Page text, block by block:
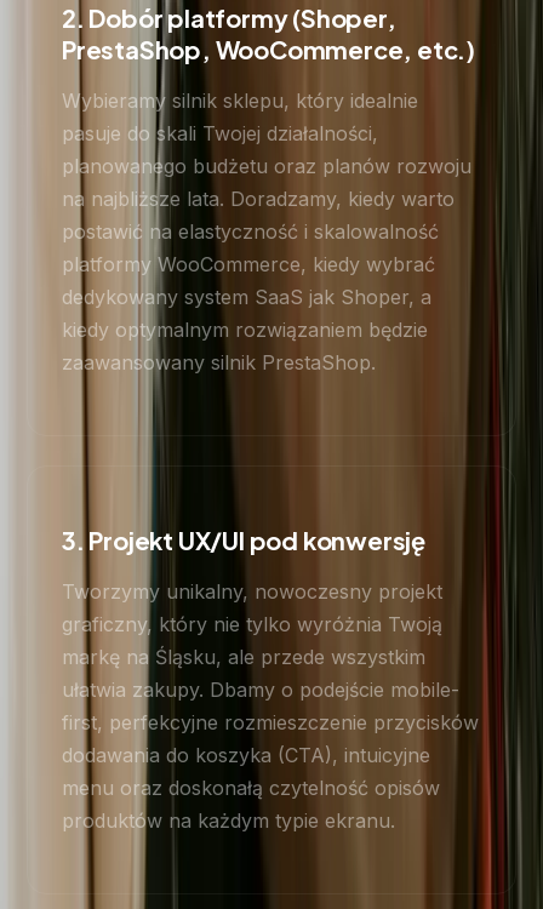
2. Dobór platformy (Shoper,
PrestaShop, WooCommerce, etc.)
Wybieramy silnik sklepu, który idealnie
pasuje do skali Twojej działalności,
planowanego budżetu oraz planów rozwoju
na najbliższe lata. Doradzamy, kiedy warto
postawić na elastyczność i skalowalność
platformy WooCommerce, kiedy wybrać
dedykowany system SaaS jak Shoper, a
kiedy optymalnym rozwiązaniem będzie
zaawansowany silnik PrestaShop.
3. Projekt UX/UI pod konwersję
Tworzymy unikalny, nowoczesny projekt
graficzny, który nie tylko wyróżnia Twoją
markę na Śląsku, ale przede wszystkim
ułatwia zakupy. Dbamy o podejście mobile-
first, perfekcyjne rozmieszczenie przycisków
dodawania do koszyka (CTA), intuicyjne
menu oraz doskonałą czytelność opisów
produktów na każdym typie ekranu.